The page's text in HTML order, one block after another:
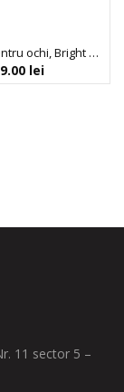
Tus lichid pentru ochi, Bright Lights UV Neon, nuanta Bolt, Profusion Cosmetics, 2.3 ml
lei
11 sector 5 –